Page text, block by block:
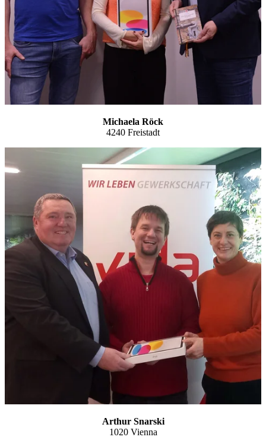
Michaela Röck
4240 Freistadt
Arthur Snarski
1020 Vienna